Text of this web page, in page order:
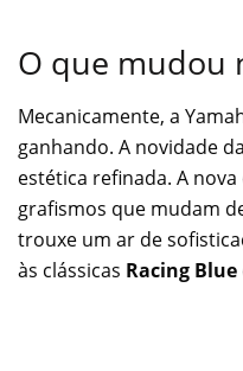
O que mudou
Mecanicamente, a
ganhando. A novidade
estética refinada. A
grafismos que mudam
trouxe um ar de
às clássicas Racing Blue